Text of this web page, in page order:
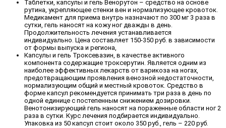
Таблетки, капсулы и гель Венорутон – средство на основе
рутина, укрепляющее стенки вен и нормализующее кровоток.
Медикамент для приема внутрь назначают по 300 мг 3 раза в
сутки, гель наносят на кожу ног дважды в день.
Продолжительность лечения устанавливается
индивидуально. Цена составляет 150-350 руб. в зависимости
от формы выпуска и региона,
Капсулы и гель Троксевазин, в качестве активного
компонента содержащие троксерутин. Является одним из
наиболее эффективных лекарств от варикоза на ногах,
предотвращающим проявления венозной недостаточности,
нормализующим общий и местный кровоток. Средство в
форме капсул рекомендуется принимать три раза в день по
одной единице с постепенным снижением дозировки.
Венотонизирующий гель наносят на пораженные области ног 2
раза в сутки. Курс лечения подбирается индивидуально.
Упаковка из 50 капсул стоит около 350 руб., гель – 220 руб.